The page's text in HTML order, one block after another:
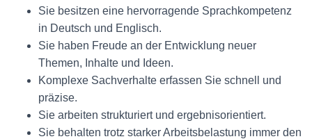
Sie besitzen eine hervorragende Sprachkompetenz
in Deutsch und Englisch.
Sie haben Freude an der Entwicklung neuer
Themen, Inhalte und Ideen.
Komplexe Sachverhalte erfassen Sie schnell und
präzise.
Sie arbeiten strukturiert und ergebnisorientiert.
Sie behalten trotz starker Arbeitsbelastung immer den